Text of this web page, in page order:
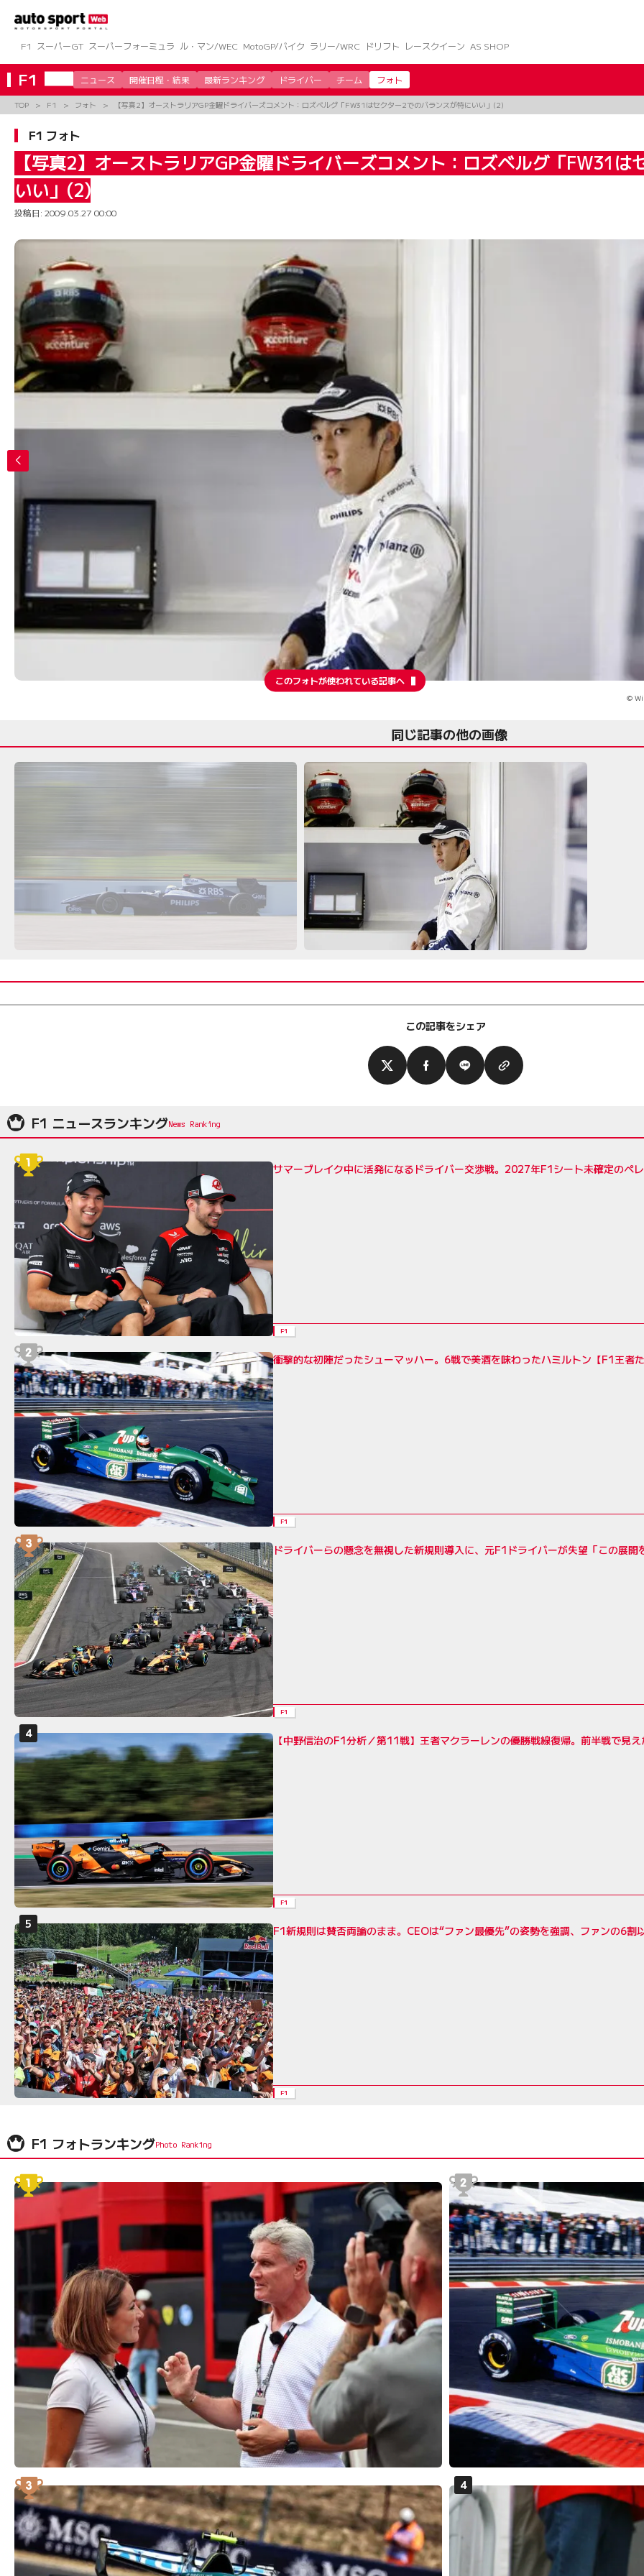
ツ
へ
ス
キ
ッ
F1
スーパーGT スーパーフォーミュラ ル・マン/WEC MotoGP/バイク ラリー/WRC ドリフト レースクイーン AS SHOP
F1 ニュース 開催日程・結果 最新ランキング ドライバー チーム フォト
TOP F1 フォト 【写真2】オーストラリアGP金曜ドライバーズコメント：ロズベルグ「FW31はセクター2でのバランスが特にいい」(2)
F1 フォト
【写真2】オーストラリアGP金曜ドライバーズコメント：ロズベルグ「FW31
いい」(2)
投稿日: 2009.03.27 00:00
このフォトが使われている記事へ
©
同じ記事の他の画像
この記事をシェア
F1 ニュースランキング
サマーブレイク中に活発になるドライバー交渉戦。2027年F1シート未確定のペ
F1
衝撃的な初陣だったシューマッハー。6戦で美酒を味わったハミルトン【F1王者
F1
ドライバーらの懸念を無視した新規則導入に、元F1ドライバーが失望「この展開
F1
【中野信治のF1分析／第11戦】王者マクラーレンの優勝戦線復帰。前半戦で見
F1
F1新規則は賛否両論のまま。CEOは“ファン最優先”の姿勢を強調、ファンの6割
F1
F1 フォトランキング